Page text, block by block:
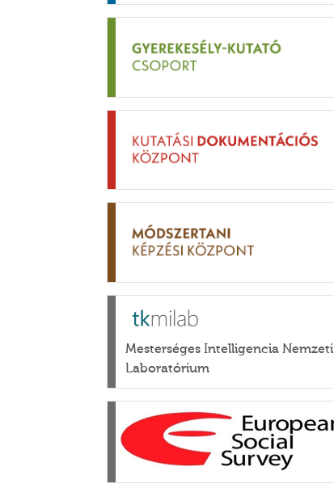
Mesterséges Intelligencia Nemzeti
Laboratórium